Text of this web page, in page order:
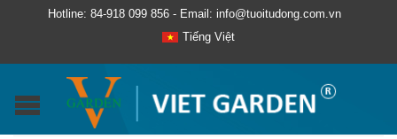
Hotline: 84-918 099 856 - Email: info@tuoitudong.com.vn
Tiếng Việt